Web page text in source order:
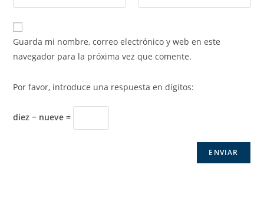
Guarda mi nombre, correo electrónico y web en este
navegador para la próxima vez que comente.
Por favor, introduce una respuesta en dígitos:
diez − nueve =